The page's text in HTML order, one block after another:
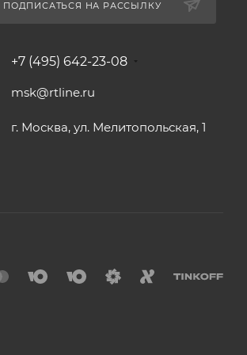
ПОДПИСАТЬСЯ НА РАССЫЛКУ
+7 (495) 642-23-08
msk@rtline.ru
г. Москва, ул. Мелитопольская, 1